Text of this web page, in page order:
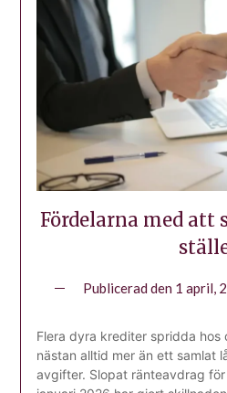
Fördelarna med att
Publicerad den 1 april,
Flera dyra krediter spridda hos
nästan alltid mer än ett samlat
avgifter. Slopat ränteavdrag